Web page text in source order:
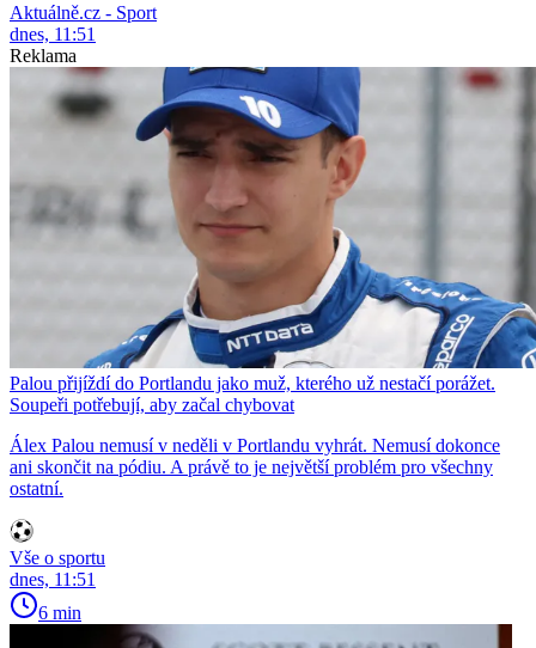
Aktuálně.cz - Sport
dnes, 11:51
Reklama
Palou přijíždí do Portlandu jako muž, kterého už nestačí porážet.
Soupeři potřebují, aby začal chybovat
Álex Palou nemusí v neděli v Portlandu vyhrát. Nemusí dokonce
ani skončit na pódiu. A právě to je největší problém pro všechny
ostatní.
Vše o sportu
dnes, 11:51
6 min